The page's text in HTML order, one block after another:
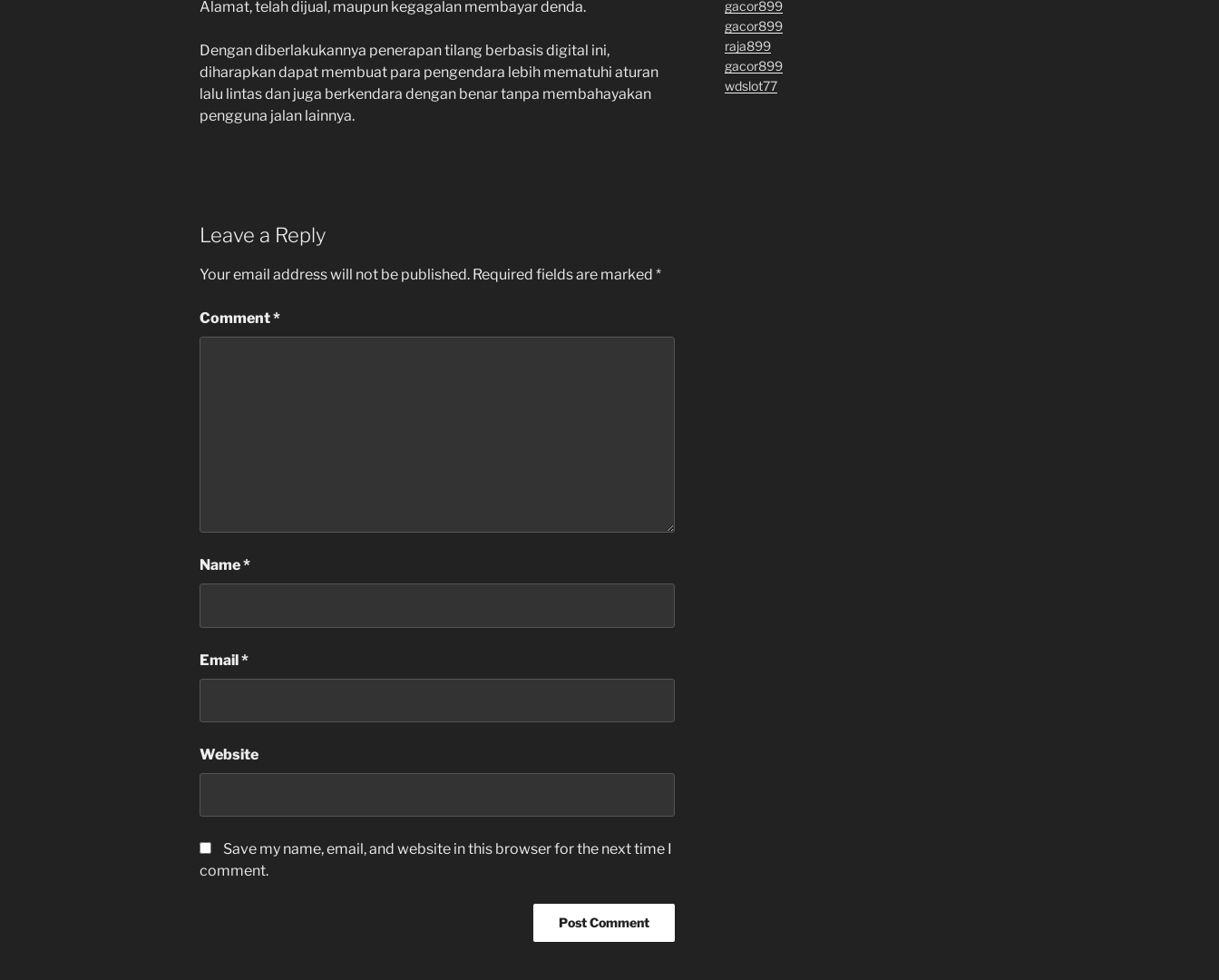
Alamat, telah dijual, maupun kegagalan membayar denda.
Dengan diberlakukannya penerapan tilang berbasis digital ini,
diharapkan dapat membuat para pengendara lebih mematuhi aturan
lalu lintas dan juga berkendara dengan benar tanpa membahayakan
pengguna jalan lainnya.
Leave a Reply
Your email address will not be published. Required fields are marked *
Comment*
Name*
Email*
Website
Save my name, email, and website in this browser for the next time I
comment.
gacor899
gacor899
raja899
gacor899
wdslot77